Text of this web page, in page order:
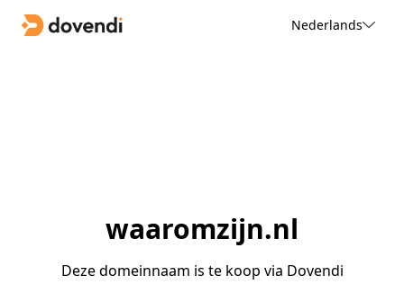
Nederlands
waaromzijn.nl
Deze domeinnaam is te koop via Dovendi